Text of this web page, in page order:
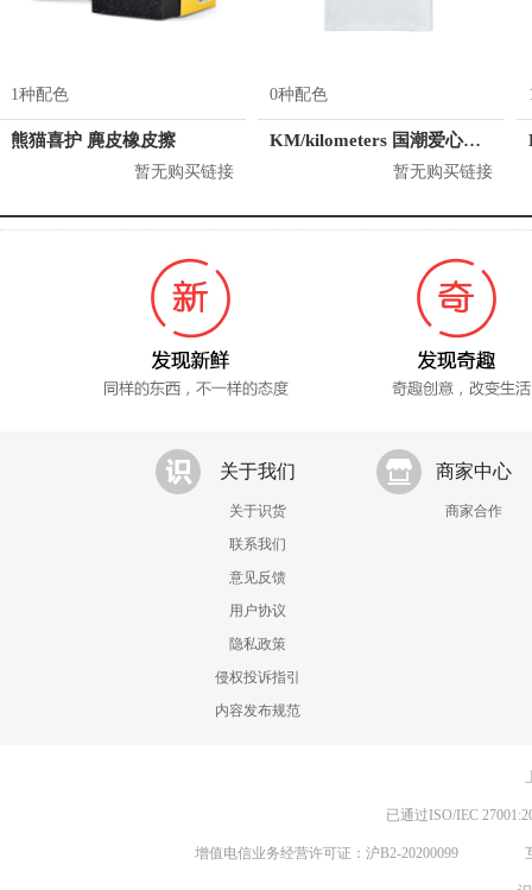
1种配色
熊猫喜护 麂皮橡皮擦
暂无购买链接
0种配色
KM/kilometers 国潮爱心短袖T恤 M2X2108466
暂无购买链接
关于我们
关于识货
联系我们
意见反馈
用户协议
隐私政策
侵权投诉指引
内容发布规范
商家中心
商家合作
已通过ISO/IEC
增值电信业务经营许可证：沪B2-20200099